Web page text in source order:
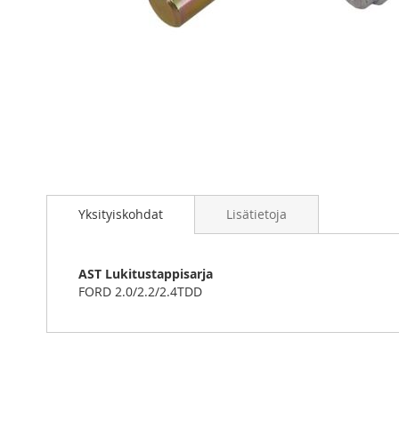
to
images
Yksityiskohdat
AST Lukitustappisarja
FORD 2.0/2.2/2.4TDD
Lisätietoja